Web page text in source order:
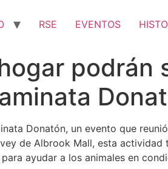
RSE EVENTOS
podrán
Donatón, un evento que
de Albrook Mall, esta
ayudar a los animales en